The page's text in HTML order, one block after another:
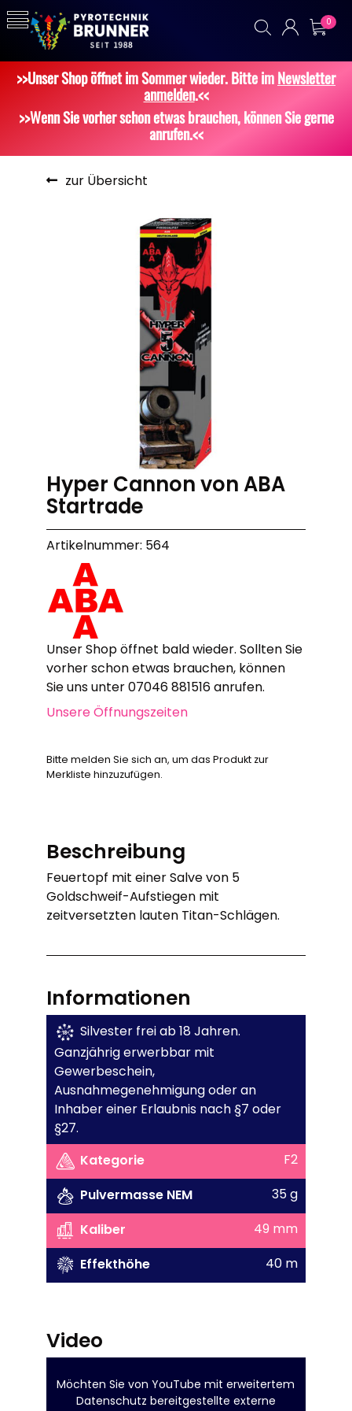
0
>>Unser Shop öffnet im Sommer wieder. Bitte imNewsletter
anmelden.<<
>>Wenn Sie vorher schon etwas brauchen, können Sie gerne
anrufen.<<
zur Übersicht
Hyper Cannon von ABA
Startrade
Artikelnummer: 564
Unser Shop öffnet bald wieder. Sollten Sie
vorher schon etwas brauchen, können
Sie uns unter 07046 881516 anrufen.
Unsere Öffnungszeiten
Bitte melden Sie sich an, um das Produkt zur
Merkliste hinzuzufügen.
Beschreibung
Feuertopf mit einer Salve von 5
Goldschweif-Aufstiegen mit
zeitversetzten lauten Titan-Schlägen.
Informationen
Silvester frei ab 18 Jahren.
Ganzjährig erwerbbar mit
Gewerbeschein,
Ausnahmegenehmigung oder an
Inhaber einer Erlaubnis nach §7 oder
§27.
Kategorie
F2
Pulvermasse NEM
35 g
Kaliber
49 mm
Effekthöhe
40 m
Video
Möchten Sie vonYouTube mit erweitertem
Datenschutz bereitgestellte externe